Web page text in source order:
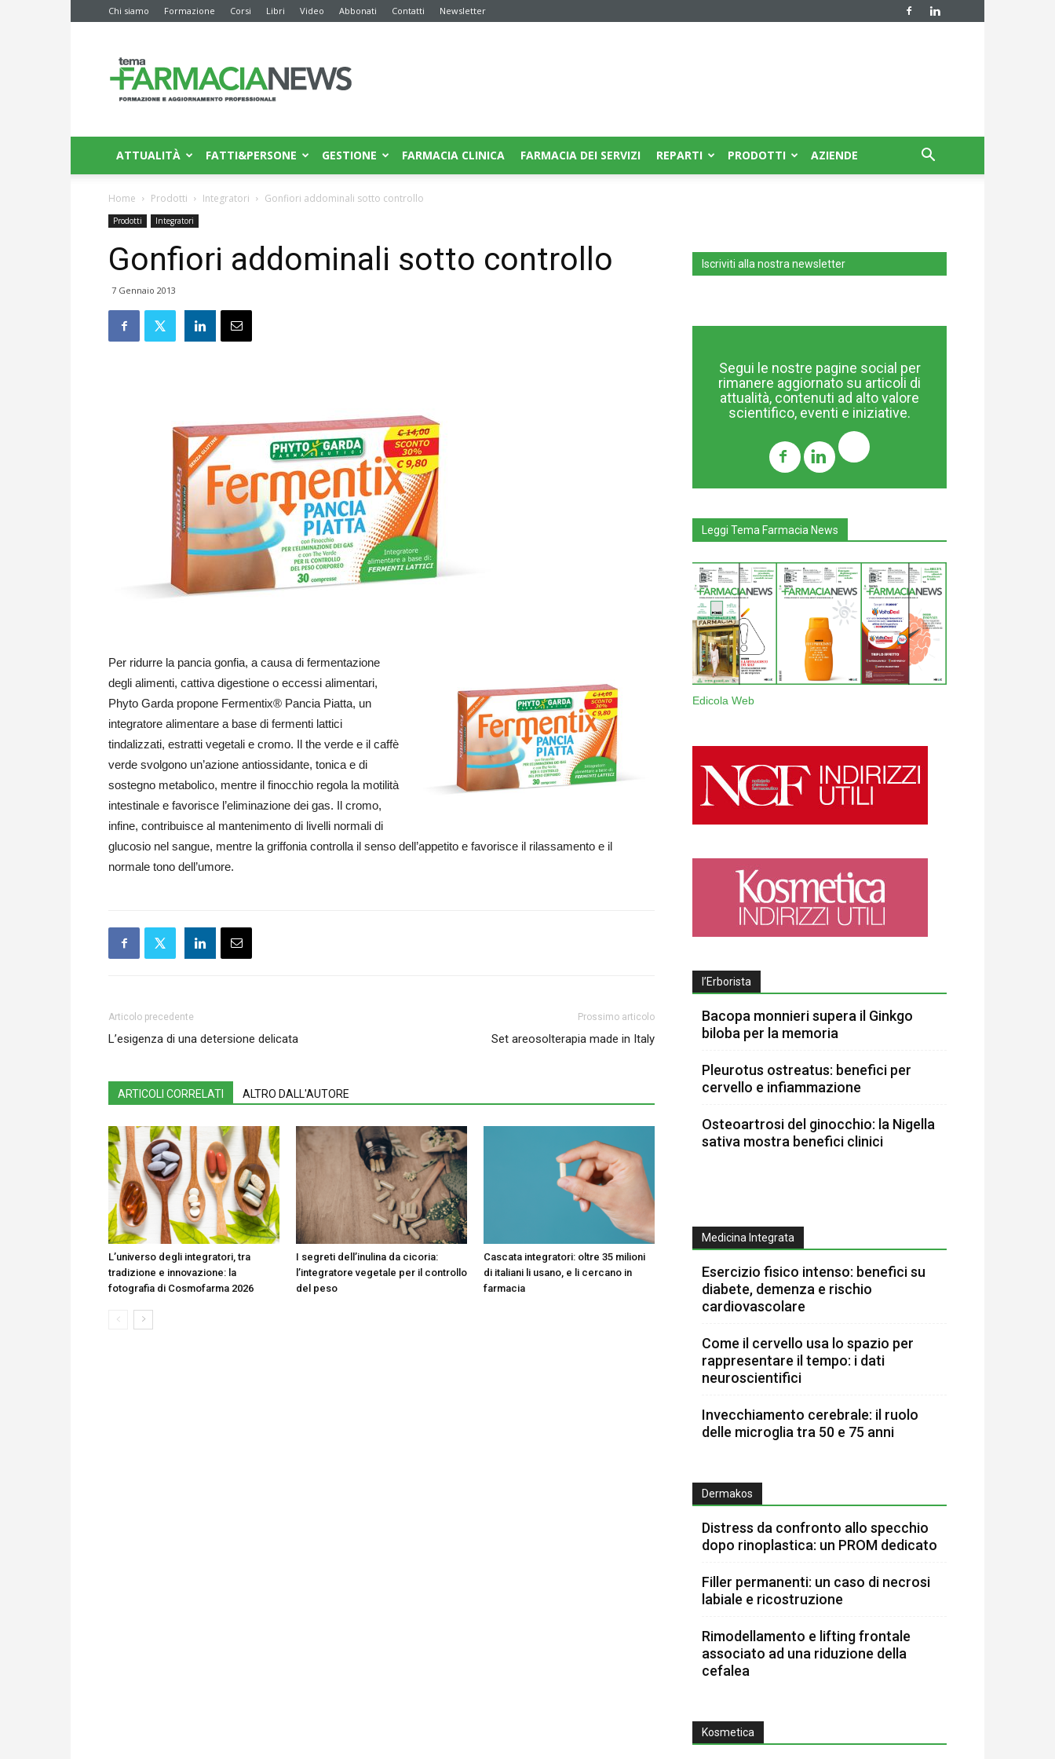
Chi siamo Formazione Corsi Libri Video Abbonati Contatti Newsletter
News
ATTUALITÀ FATTI&PERSONE GESTIONE FARMACIA CLINICA FARMACIA DEI SERVIZI REPARTI PRODOTTI AZIENDE
Home Prodotti Integratori Gonfiori addominali sotto controllo
Prodotti Integratori
Gonfiori addominali sotto controllo
7 Gennaio 2013
Per ridurre la pancia gonfia, a causa di fermentazione
degli alimenti, cattiva digestione o eccessi alimentari,
Phyto Garda propone Fermentix® Pancia Piatta, un
integratore alimentare a base di fermenti lattici
tindalizzati, estratti vegetali e cromo. Il the verde e il caffè
verde svolgono un’azione antiossidante, tonica e di
sostegno metabolico, mentre il finocchio regola la motilità
intestinale e favorisce l’eliminazione dei gas. Il cromo,
infine, contribuisce al mantenimento di livelli normali di
glucosio nel sangue, mentre la griffonia controlla il senso dell’appetito e favorisce il rilassamento e il
normale tono dell’umore.
Articolo precedente
L’esigenza di una detersione delicata
Prossimo articolo
Set areosolterapia made in Italy
ARTICOLI CORRELATI ALTRO DALL'AUTORE
L’universo degli integratori, tra
tradizione e innovazione: la
fotografia di Cosmofarma 2026
I segreti dell’inulina da cicoria:
l’integratore vegetale per il controllo
del peso
Cascata integratori: oltre 35 milioni
di italiani li usano, e li cercano in
farmacia
Iscriviti alla nostra newsletter
Segui le nostre pagine social per
rimanere aggiornato su articoli di
attualità, contenuti ad alto valore
scientifico, eventi e iniziative.
Leggi Tema Farmacia News
Edicola Web
l’Erborista
Bacopa monnieri supera il Ginkgo
biloba per la memoria
Pleurotus ostreatus: benefici per
cervello e infiammazione
Osteoartrosi del ginocchio: la Nigella
sativa mostra benefici clinici
Medicina Integrata
Esercizio fisico intenso: benefici su
diabete, demenza e rischio
cardiovascolare
Come il cervello usa lo spazio per
rappresentare il tempo: i dati
neuroscientifici
Invecchiamento cerebrale: il ruolo
delle microglia tra 50 e 75 anni
Dermakos
Distress da confronto allo specchio
dopo rinoplastica: un PROM dedicato
Filler permanenti: un caso di necrosi
labiale e ricostruzione
Rimodellamento e lifting frontale
associato ad una riduzione della
cefalea
Kosmetica